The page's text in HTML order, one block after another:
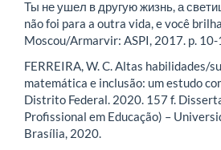
Ты не ушел в другую жизнь, а
não foi para a outra vida, e você
Moscou/Armarvir: ASPI, 2017. p. 10-
FERREIRA, W. C. Altas habilidades/
matemática e inclusão: um estudo
Distrito Federal. 2020. 157 f.
Profissional em Educação) –
Brasília, 2020.